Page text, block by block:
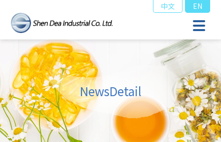
中文 EN
NewsDetail